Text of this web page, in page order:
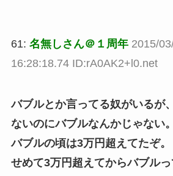
61: 名無しさん＠１周年 2015/
16:28:18.74 ID:rA0AK2+l0.net
バブルとか言ってる奴がいるが
ないのにバブルなんかじゃない。
バブルの頃は3万円超えてたぞ。
せめて3万円超えてからバブルっ